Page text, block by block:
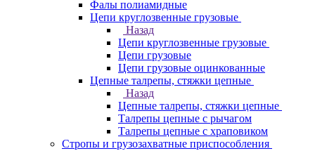
Фалы полиамидные
Цепи круглозвенные грузовые
Назад
Цепи круглозвенные грузовые
Цепи грузовые
Цепи грузовые оцинкованные
Цепные талрепы, стяжки цепные
Назад
Цепные талрепы, стяжки цепные
Талрепы цепные с рычагом
Талрепы цепные с храповиком
Стропы и грузозахватные приспособления